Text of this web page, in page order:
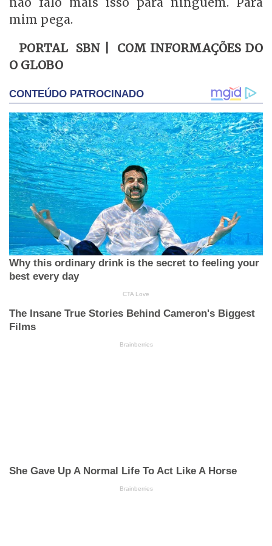
mim pega.
PORTAL SBN | COM INFORMAÇÕES DO
O GLOBO